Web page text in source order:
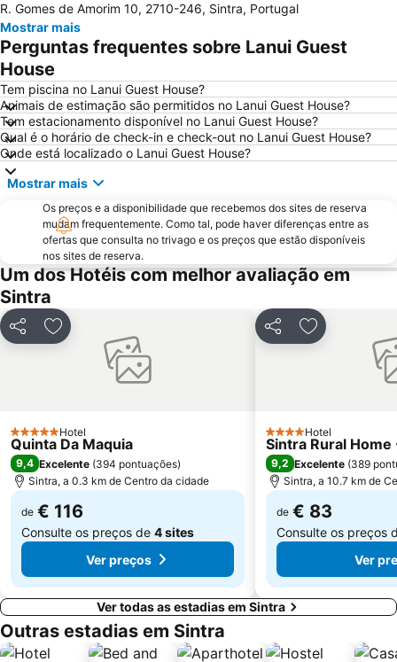
Parque Eduardo VII
Praça de Touros de Campo Pequeno
Praia das Azenhas do Mar
Estação de Caminhos de Ferro de Sete Rios
Belém
Marquês de Pombal
Estádio do Restelo
Praia das Maçãs
Fonte da Telha
Praia da Ericeira
Parque Natural da Arrabida
Campo Grande
Lagoa de Albufeira
do Ouro Sesimbra
Oceanário de Lisboa
Praia da Caparica
Chiado
Fundaçao Champalimaud
Alvalade
Praça do Rossio
Gare do Oriente
Centro Colombo
Estádio José Alvalade
Wonderland Lisboa
Algés Beach
Bairro Alto
Pavilhão Multiusos de Odivelas
Parque Natural Sintra-Cascais
R. Gomes de Amorim 10, 2710-246, Sintra, Portugal
Mostrar mais
Perguntas frequentes sobre Lanui Guest
House
Tem piscina no Lanui Guest House?
Animais de estimação são permitidos no Lanui Guest House?
Tem estacionamento disponível no Lanui Guest House?
Qual é o horário de check-in e check-out no Lanui Guest House?
Onde está localizado o Lanui Guest House?
Mostrar mais
Os preços e a disponibilidade que recebemos dos sites de reserva
mudam frequentemente. Como tal, pode haver diferenças entre as
ofertas que consulta no trivago e os preços que estão disponíveis
nos sites de reserva.
Um dos Hotéis com melhor avaliação em
Sintra
PartilharAdicionar aos favoritos
5 EstrelasHotel
Quinta Da Maquia
9,4 Excelente (394 pontuações)
Sintra, a 0.3 km de Centro da cidade
de € 116
Consulte os preços de 4 sites
Ver preços
PartilharAdicionar
4 Estrelas
Hotel
Sintra Rural
9,2 Excelente (389
Sintra, a 10.7 km de
de € 83
Consulte os preços
Ver
Ver todas as estadias em Sintra
Outras estadias em Sintra